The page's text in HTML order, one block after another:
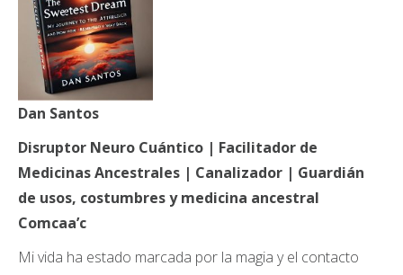
Dan Santos
Disruptor Neuro Cuántico | Facilitador de
Medicinas Ancestrales | Canalizador | Guardián
de usos, costumbres y medicina ancestral
Comcaa’c
Mi vida ha estado marcada por la magia y el contacto